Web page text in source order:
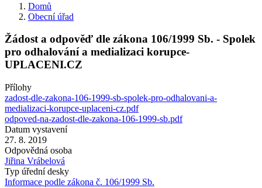
Drobečková
navigace
Domů
Obecní úřad
Žádost a odpověď dle zákona 106/1999 Sb. - Spolek
pro odhalování a medializaci korupce-
UPLACENI.CZ
Přílohy
zadost-dle-zakona-106-1999-sb-spolek-pro-odhalovani-a-
medializaci-korupce-uplaceni-cz.pdf
odpoved-na-zadost-dle-zakona-106-1999-sb.pdf
Datum vystavení
27. 8. 2019
Odpovědná osoba
Jiřina Vrábelová
Typ úřední desky
Informace podle zákona č. 106/1999 Sb.